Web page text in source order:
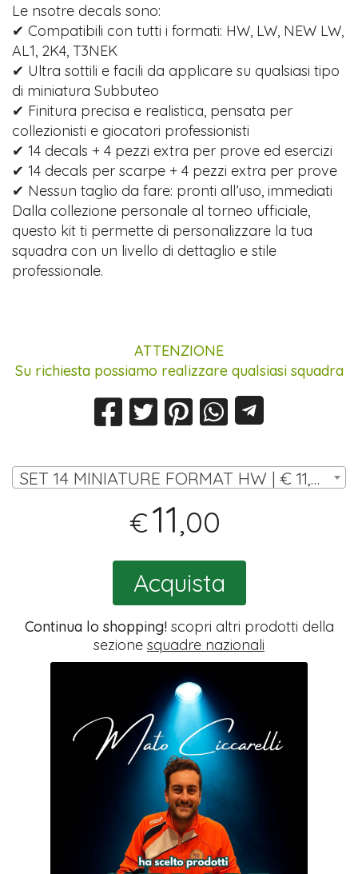
Le nsotre decals sono:
✔ Compatibili con tutti i formati: HW, LW, NEW LW,
AL1, 2K4, T3NEK
✔ Ultra sottili e facili da applicare su qualsiasi tipo
di miniatura Subbuteo
✔ Finitura precisa e realistica, pensata per
collezionisti e giocatori professionisti
✔ 14 decals + 4 pezzi extra per prove ed esercizi
✔ 14 decals per scarpe + 4 pezzi extra per prove
✔ Nessun taglio da fare: pronti all’uso, immediati
Dalla collezione personale al torneo ufficiale,
questo kit ti permette di personalizzare la tua
squadra con un livello di dettaglio e stile
professionale.
ATTENZIONE
Su richiesta possiamo realizzare qualsiasi squadra
SET 14 MINIATURE FORMAT HW | € 11,00
€11,00
Acquista
Continua lo shopping!scopri altri prodotti della
sezione squadre nazionali